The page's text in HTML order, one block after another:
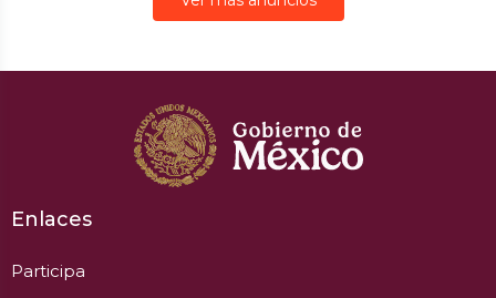
Enlaces
Participa